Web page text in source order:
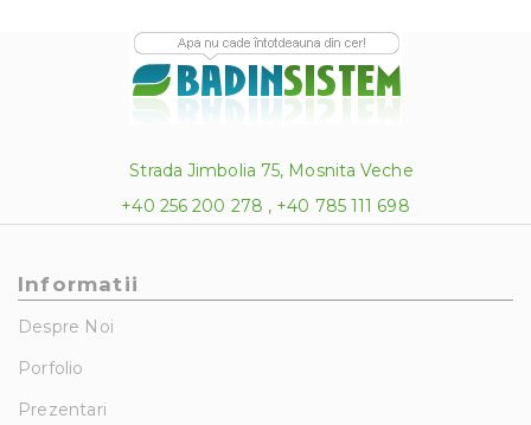
Strada Jimbolia 75, Mosnita Veche
+40 256 200 278 , +40 785 111 698
Informatii
Despre Noi
Porfolio
Prezentari